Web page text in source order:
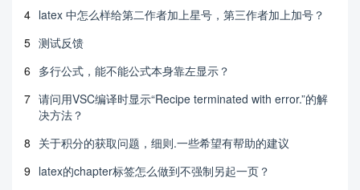
4 latex 中怎么样给第二作者加上星号，第三作者加上加号？
5 测试反馈
6 多行公式，能不能公式本身靠左显示？
7 请问用VSC编译时显示“Recipe terminated with error.”的解
决方法？
8 关于积分的获取问题，细则.一些希望有帮助的建议
9 latex的chapter标签怎么做到不强制另起一页？